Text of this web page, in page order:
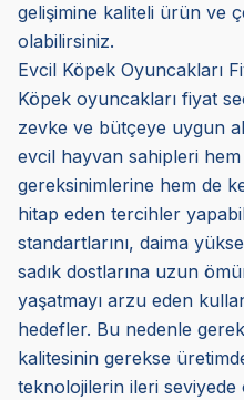
gelişimine kaliteli ürün ve
olabilirsiniz.
Evcil Köpek Oyuncakları
Köpek oyuncakları fiyat
zevke ve bütçeye uygun
evcil hayvan sahipleri hem
gereksinimlerine hem de
hitap eden tercihler
standartlarını, daima
sadık dostlarına uzun
yaşatmayı arzu eden
hedefler. Bu nedenle
kalitesinin gerekse
teknolojilerin ileri